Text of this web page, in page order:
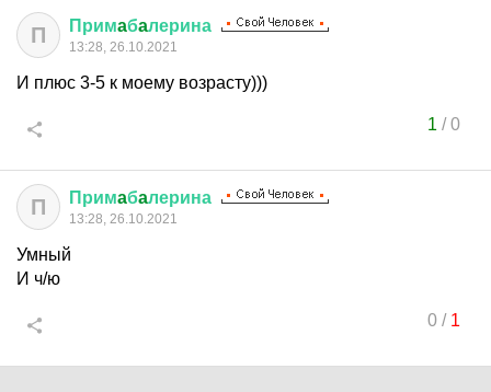
П Примaбaлерина
13:28, 26.10.2021
И плюс 3-5 к моему возрасту)))
1 /0
П Примaбaлерина
13:28, 26.10.2021
Умный
И ч/ю
0/ 1